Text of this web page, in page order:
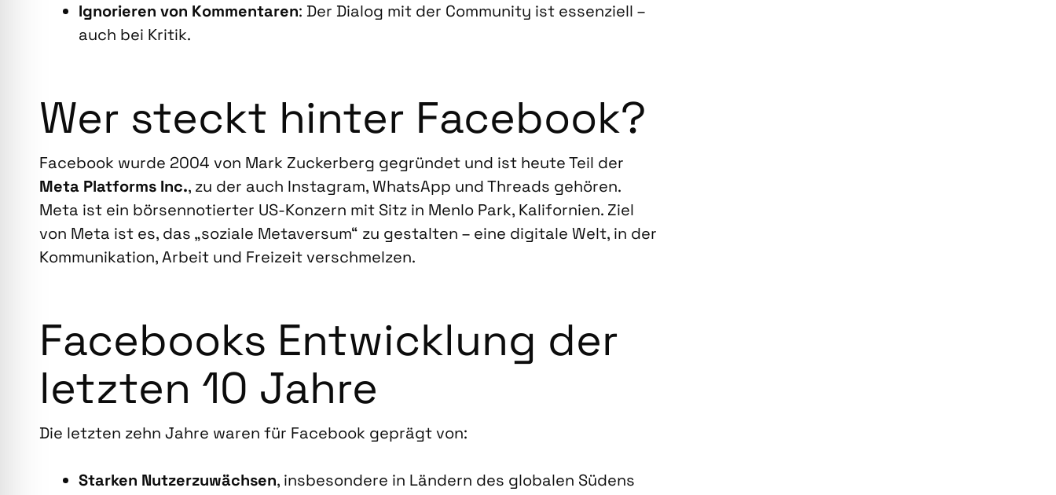
Igno­rie­ren von Kom­men­ta­ren: Der Dia­log mit der Com­mu­ni­ty ist essen­zi­ell –
auch bei Kri­tik.
Wer steckt hin­ter Face­book?
Face­book wur­de 2004 von Mark Zucker­berg gegrün­det und ist heu­te Teil der
Meta Plat­forms Inc., zu der auch Insta­gram, Whats­App und Threads gehö­ren.
Meta ist ein bör­sen­no­tier­ter US-Kon­zern mit Sitz in Men­lo Park, Kali­for­ni­en. Ziel
von Meta ist es, das „sozia­le Meta­ver­sum“ zu gestal­ten – eine digi­ta­le Welt, in der
Kom­mu­ni­ka­ti­on, Arbeit und Frei­zeit ver­schmel­zen.
Face­books Ent­wick­lung der
letz­ten 10 Jah­re
Die letz­ten zehn Jah­re waren für Face­book geprägt von:
Star­ken Nut­zer­zu­wäch­sen, ins­be­son­de­re in Län­dern des glo­ba­len Südens